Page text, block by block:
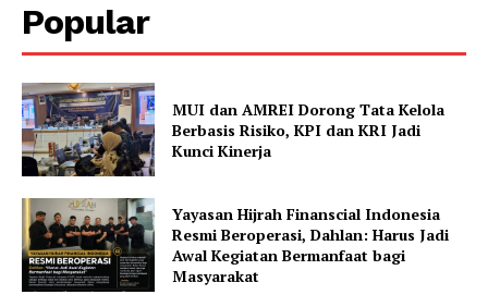
Popular
MUI dan AMREI Dorong Tata Kelola
Berbasis Risiko, KPI dan KRI Jadi
Kunci Kinerja
Yayasan Hijrah Finanscial Indonesia
Resmi Beroperasi, Dahlan: Harus Jadi
Awal Kegiatan Bermanfaat bagi
Masyarakat